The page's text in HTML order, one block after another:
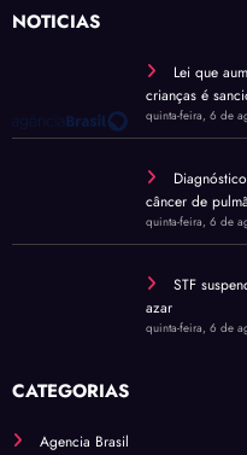
NOTÍCIAS
Lei que
crianças é
quinta-feira, 6 de
câncer de
quinta-feira, 6 de
STF
azar
quinta-feira, 6 de
CATEGORIAS
Agencia Brasil